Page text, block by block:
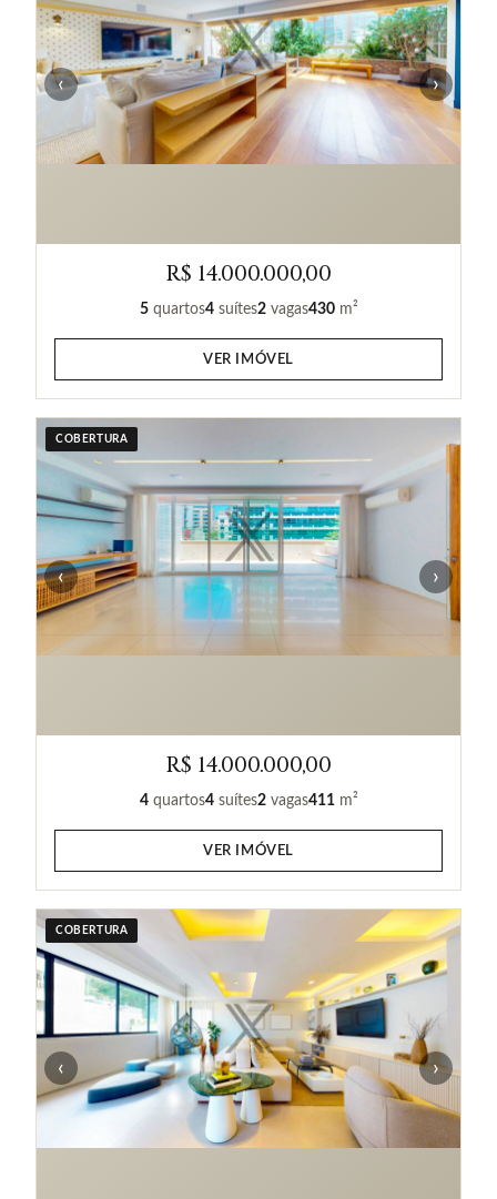
‹ ›
R$ 14.000.000,00
5quartos4suítes2vagas430m²
VER IMÓVEL
COBERTURA
‹ ›
R$ 14.000.000,00
4quartos4suítes2vagas411m²
VER IMÓVEL
COBERTURA
‹ ›